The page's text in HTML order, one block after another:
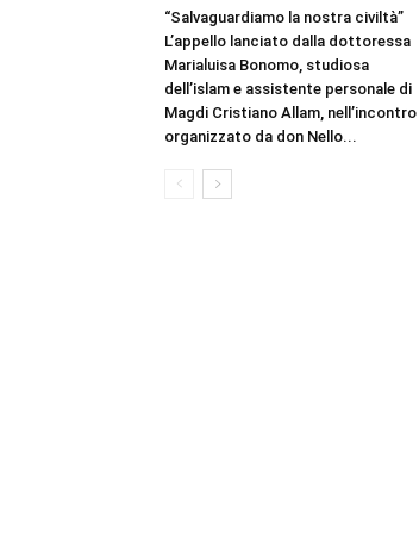
“Salvaguardiamo la nostra civiltà”
L’appello lanciato dalla dottoressa
Marialuisa Bonomo, studiosa
dell’islam e assistente personale di
Magdi Cristiano Allam, nell’incontro
organizzato da don Nello...